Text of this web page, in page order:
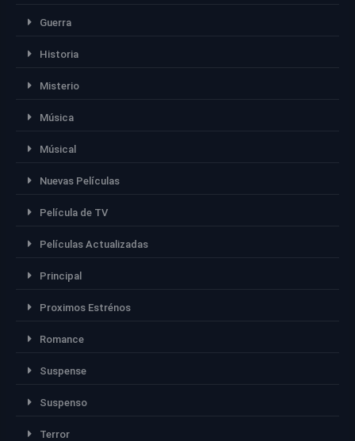
Guerra
Historia
Misterio
Música
Músical
Nuevas Películas
Película de TV
Películas Actualizadas
Principal
Proximos Estrénos
Romance
Suspense
Suspenso
Terror